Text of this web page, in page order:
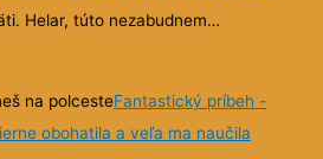
Helar, túto nezabudnem…
na polcesteFantastický príbeh -
obohatila a veľa ma naučila